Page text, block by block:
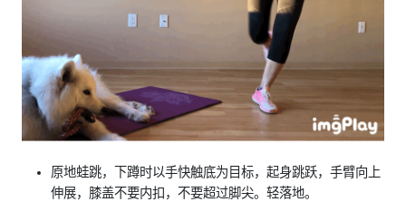
原地蛙跳，下蹲时以手快触底为目标，起身跳跃，手臂向上
伸展，膝盖不要内扣，不要超过脚尖。轻落地。